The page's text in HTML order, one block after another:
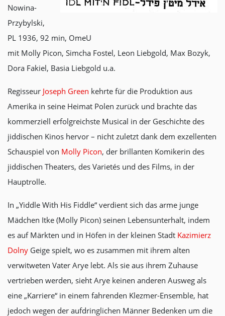
Nowina-
Przybylski,
PL 1936, 92 min, OmeU
mit Molly Picon, Simcha Fostel, Leon Liebgold, Max Bozyk,
Dora Fakiel, Basia Liebgold u.a.
Regisseur Joseph Green kehrte für die Produktion aus
Amerika in seine Heimat Polen zurück und brachte das
kommerziell erfolgreichste Musical in der Geschichte des
jiddischen Kinos hervor – nicht zuletzt dank dem exzellenten
Schauspiel von Molly Picon, der brillanten Komikerin des
jiddischen Theaters, des Varietés und des Films, in der
Hauptrolle.
In „Yiddle With His Fiddle“ verdient sich das arme junge
Mädchen Itke (Molly Picon) seinen Lebensunterhalt, indem
es auf Märkten und in Höfen in der kleinen Stadt Kazimierz
Dolny Geige spielt, wo es zusammen mit ihrem alten
verwitweten Vater Arye lebt. Als sie aus ihrem Zuhause
vertrieben werden, sieht Arye keinen anderen Ausweg als
eine „Karriere“ in einem fahrenden Klezmer-Ensemble, hat
jedoch wegen der aufdringlichen Männer Bedenken um die